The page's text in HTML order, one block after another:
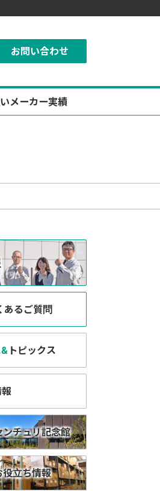
お問い合わせ
メーカー実績
あるご質問
& トピックス
ンチュリ記念館
役立ち情報